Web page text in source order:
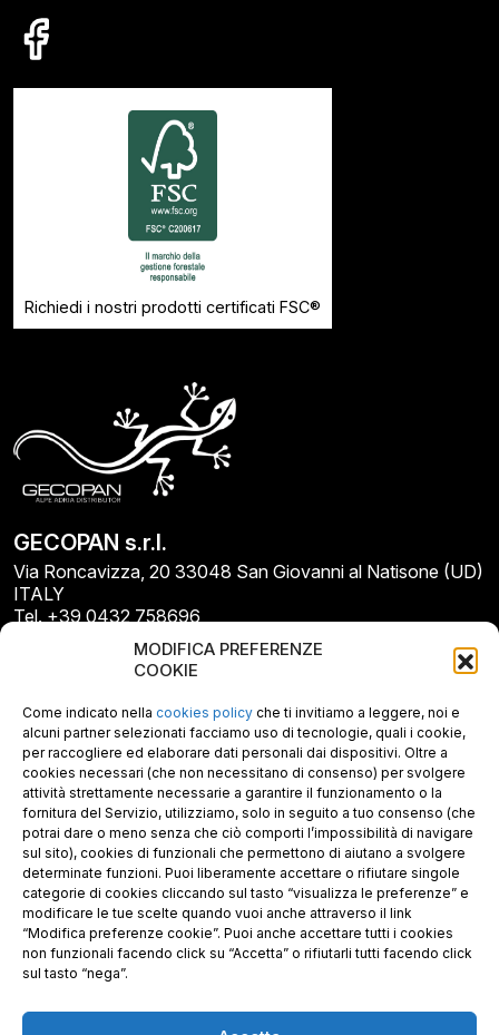
MODIFICA PREFERENZE
COOKIE
Come indicato nella cookies policy che ti invitiamo a leggere, noi e
alcuni partner selezionati facciamo uso di tecnologie, quali i cookie,
per raccogliere ed elaborare dati personali dai dispositivi. Oltre a
cookies necessari (che non necessitano di consenso) per svolgere
attività strettamente necessarie a garantire il funzionamento o la
fornitura del Servizio, utilizziamo, solo in seguito a tuo consenso (che
potrai dare o meno senza che ciò comporti l’impossibilità di navigare
sul sito), cookies di funzionali che permettono di aiutano a svolgere
determinate funzioni. Puoi liberamente accettare o rifiutare singole
categorie di cookies cliccando sul tasto “visualizza le preferenze” e
modificare le tue scelte quando vuoi anche attraverso il link
“Modifica preferenze cookie”. Puoi anche accettare tutti i cookies
non funzionali facendo click su “Accetta” o rifiutarli tutti facendo click
sul tasto “nega”.
Richiedi i nostri prodotti certificati FSC®
GECOPAN s.r.l.
Via Roncavizza, 20 33048 San Giovanni al Natisone (UD)
ITALY
Tel. +39 0432 758696
E-mail: info@gecopan.it
E-mail PEC: gecopan@pec.it
P.I. E C.F. 02487660306
N. REA UD 264834
Capitale sociale € 30.000